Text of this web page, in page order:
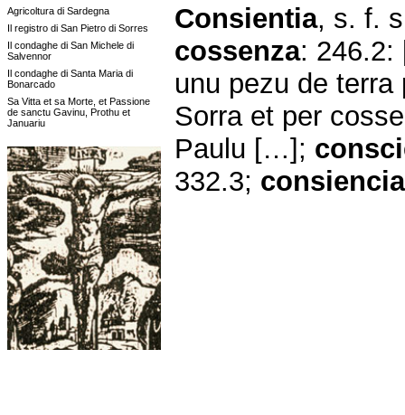
Agricoltura di Sardegna
Il registro di San Pietro di Sorres
Il condaghe di San Michele di
Salvennor
Il condaghe di Santa Maria di
Bonarcado
Sa Vitta et sa Morte, et Passione
de sanctu Gavinu, Prothu et
Januariu
Consientia, s. f.
cossenza:
unu pezu de
Sorra et per
Paulu […];
332.3; consiencia